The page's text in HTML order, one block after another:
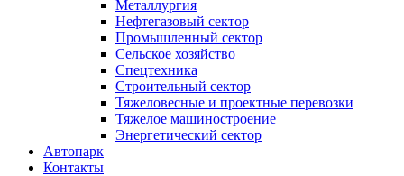
Металлургия
Нефтегазовый сектор
Промышленный сектор
Сельское хозяйство
Спецтехника
Строительный сектор
Тяжеловесные и проектные перевозки
Тяжелое машиностроение
Энергетический сектор
Автопарк
Контакты